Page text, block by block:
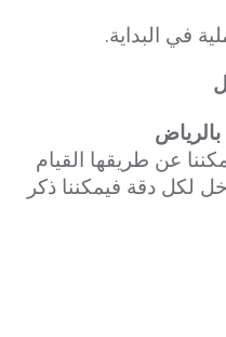
في البداية.
عن طريقها القيام
لكل دقة فيمكننا ذكر